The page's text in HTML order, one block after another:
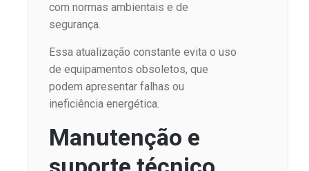
com normas ambientais e de
segurança.
Essa atualização constante evita o uso
de equipamentos obsoletos, que
podem apresentar falhas ou
ineficiência energética.
Manutenção e